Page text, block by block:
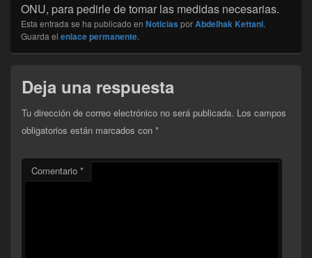
ONU, para pedirle de tomar las medidas necesarias.
Esta entrada se ha publicado en Noticias porAbdelhak Kettani.
Guarda el enlace permanente.
Deja una respuesta
Tu dirección de correo electrónico no será publicada. Los campos
obligatorios están marcados con *
Comentario *